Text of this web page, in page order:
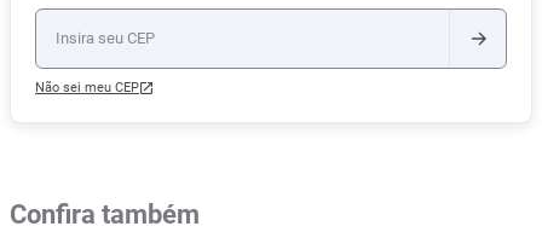
Não sei meu CEP
Confira também